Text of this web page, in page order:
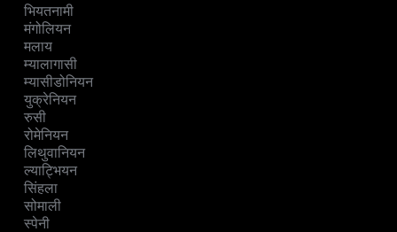
भियतनामी
मंगोलियन
मलाय
म्यालागासी
म्यासीडोनियन
युक्रेनियन
रुसी
रोमेनियन
लिथुवानियन
ल्याट्भियन
सिंहला
सोमाली
स्पेनी